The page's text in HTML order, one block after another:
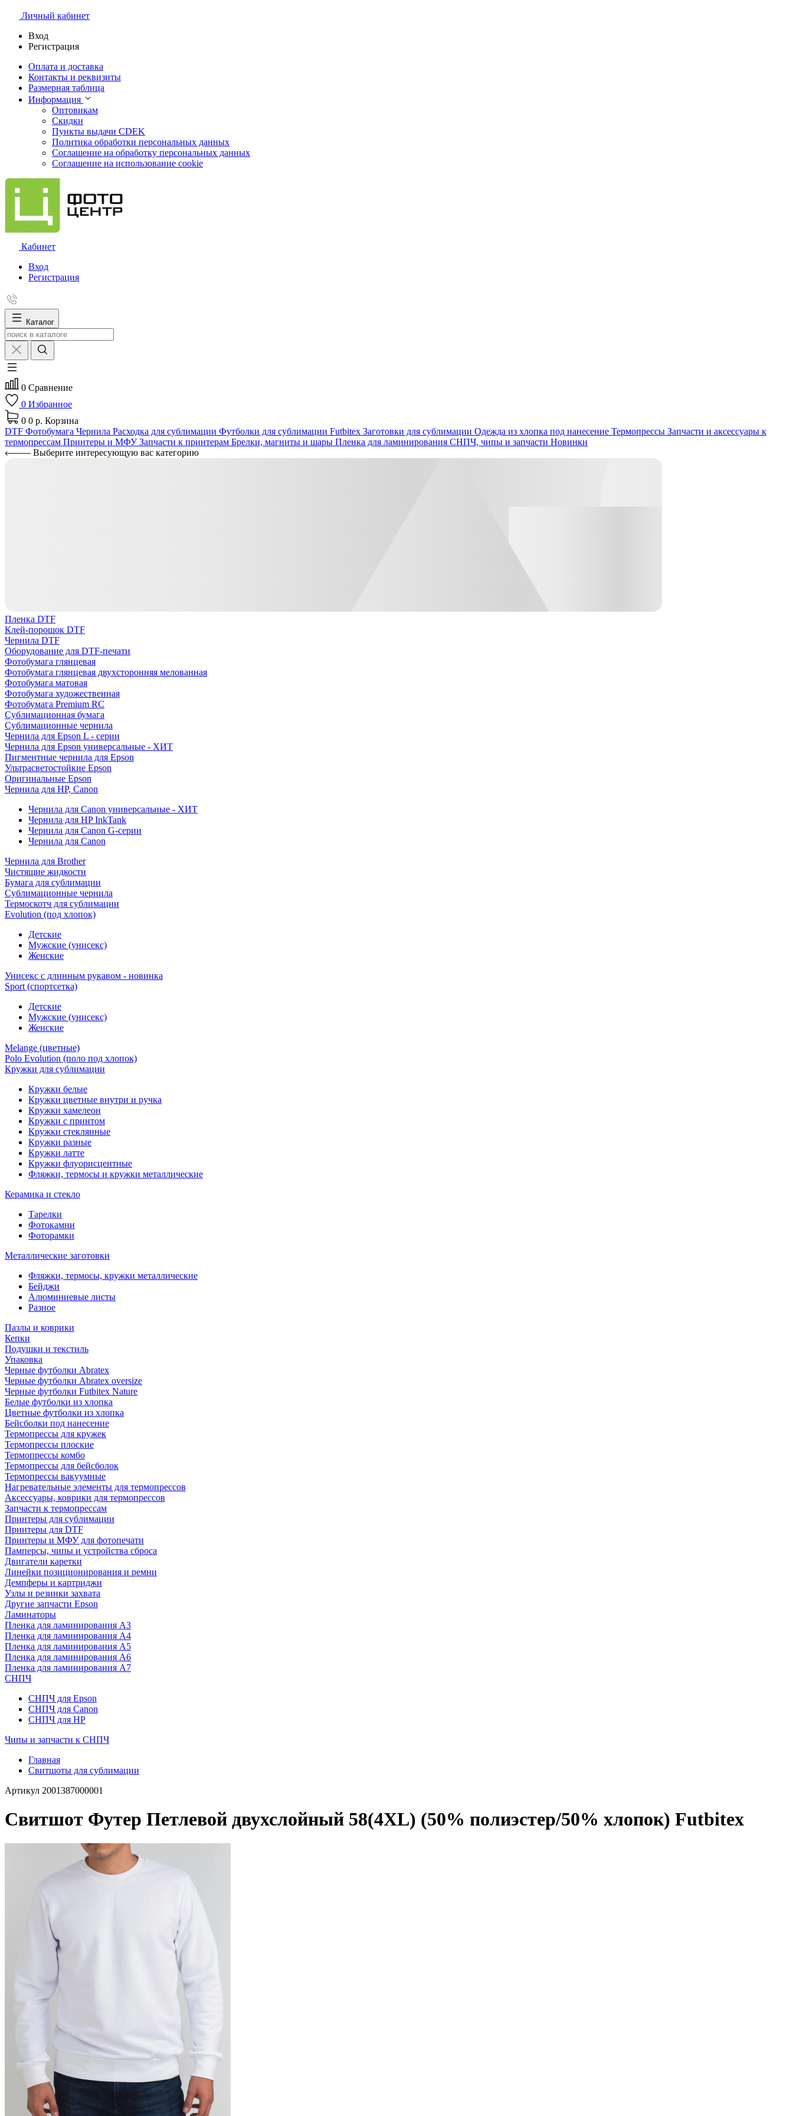
Личный кабинет
Вход
Регистрация
Оплата и доставка
Контакты и реквизиты
Размерная таблица
Информация
Оптовикам
Скидки
Пункты выдачи CDEK
Политика обработки персональных данных
Соглашение на обработку персональных данных
Соглашение на использование cookie
Кабинет
Вход
Регистрация
Каталог
0 Сравнение
0 Избранное
0 0 р. Корзина
DTF Фотобумага Чернила Расходка для сублимации Футболки для сублимации Futbitex Заготовки для сублимации Одежда из хлопка под нанесение Термопрессы Запчасти и аксессуары к
термопрессам Принтеры и МФУЗапчасти к принтерам Брелки, магниты и шары Пленка для ламинирования СНПЧ, чипы и запчасти Новинки
Выберите интересующую вас категорию
Пленка DTF
Клей-порошок DTF
Чернила DTF
Оборудование для DTF-печати
Фотобумага глянцевая
Фотобумага глянцевая двухсторонняя мелованная
Фотобумага матовая
Фотобумага художественная
Фотобумага Premium RC
Сублимационная бумага
Сублимационные чернила
Чернила для Epson L - серии
Чернила для Epson универсальные - ХИТ
Пигментные чернила для Epson
Ультрасветостойкие Epson
Оригинальные Epson
Чернила для HP, Canon
Чернила для Canon универсальные - ХИТ
Чернила для HP InkTank
Чернила для Canon G-серии
Чернила для Canon
Чернила для Brother
Чистящие жидкости
Бумага для сублимации
Сублимационные чернила
Термоскотч для сублимации
Evolution (под хлопок)
Детские
Мужские (унисекс)
Женские
Унисекс с длинным рукавом - новинка
Sport (спортсетка)
Детские
Мужские (унисекс)
Женские
Melange (цветные)
Polo Evolution (поло под хлопок)
Кружки для сублимации
Кружки белые
Кружки цветные внутри и ручка
Кружки хамелеон
Кружки c принтом
Кружки стеклянные
Кружки разные
Кружки латте
Кружки флуорисцентные
Фляжки, термосы и кружки металлические
Керамика и стекло
Тарелки
Фотокамни
Фоторамки
Металлические заготовки
Фляжки, термосы, кружки металлические
Бейджи
Алюминиевые листы
Разное
Пазлы и коврики
Кепки
Подушки и текстиль
Упаковка
Черные футболки Abratex
Черные футболки Abratex oversize
Черные футболки Futbitex Nature
Белые футболки из хлопка
Цветные футболки из хлопка
Бейсболки под нанесение
Термопрессы для кружек
Термопрессы плоские
Термопрессы комбо
Термопрессы для бейсболок
Термопрессы вакуумные
Нагревательные элементы для термопрессов
Аксессуары, коврики для термопрессов
Запчасти к термопрессам
Принтеры для сублимации
Принтеры для DTF
Принтеры и МФУ для фотопечати
Памперсы, чипы и устройства сброса
Двигатели каретки
Линейки позиционирования и ремни
Демпферы и картриджи
Узлы и резинки захвата
Другие запчасти Epson
Ламинаторы
Пленка для ламинирования А3
Пленка для ламинирования А4
Пленка для ламинирования А5
Пленка для ламинирования А6
Пленка для ламинирования А7
СНПЧ
СНПЧ для Epson
СНПЧ для Canon
СНПЧ для HP
Чипы и запчасти к СНПЧ
Главная
Свитшоты для сублимации
Артикул 2001387000001
Свитшот Футер Петлевой двухслойный 58(4XL) (50% полиэстер/50% хлопок) Futbitex